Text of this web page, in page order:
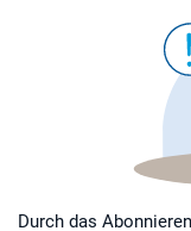
Durch das